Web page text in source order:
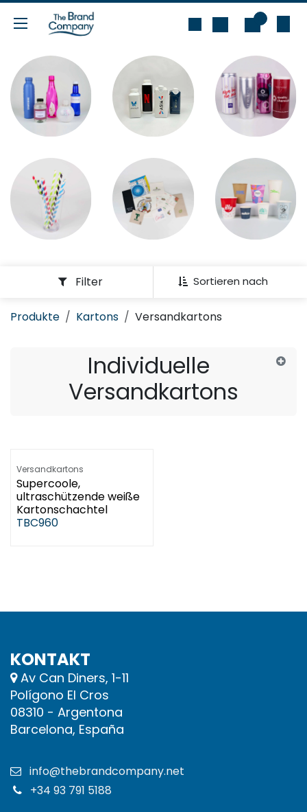
Zum Inhalt springen
Sortieren nach
Filter
Produkte Kartons Versandkartons
Individuelle
Versandkartons
Versandkartons
Supercoole,
ultraschützende weiße
Kartonschachtel
TBC960
KONTAKT
Av Can Diners, 1-11
Polígono El Cros
08310 - Argentona
Barcelona, España
info@thebrandcompany.net
+34 93 791 5188